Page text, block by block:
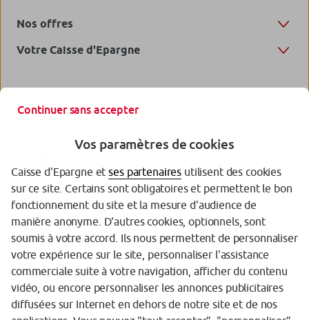
Nos offres
Votre Caisse d'Epargne
Garantie des Dépôts
Protection de vos données personnelles
Politique cookies
Sécurité
Continuer sans accepter
Vos paramètres de cookies
Caisse d'Epargne etses partenaires utilisent des cookies
sur ce site. Certains sont obligatoires et permettent le bon
fonctionnement du site et la mesure d'audience de
manière anonyme. D'autres cookies, optionnels, sont
soumis à votre accord. Ils nous permettent de personnaliser
votre expérience sur le site, personnaliser l'assistance
commerciale suite à votre navigation, afficher du contenu
vidéo, ou encore personnaliser les annonces publicitaires
diffusées sur Internet en dehors de notre site et de nos